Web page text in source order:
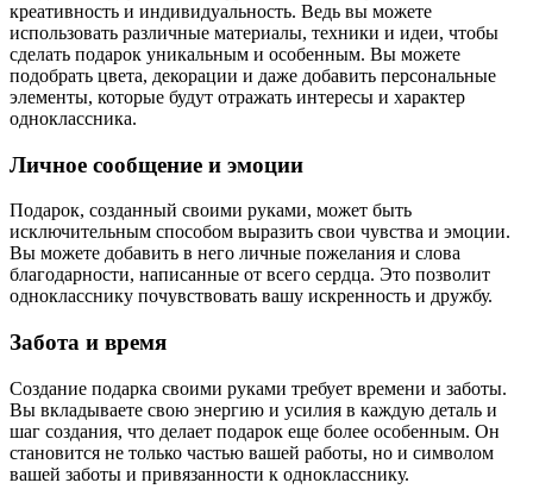
креативность и индивидуальность. Ведь вы можете
использовать различные материалы, техники и идеи, чтобы
сделать подарок уникальным и особенным. Вы можете
подобрать цвета, декорации и даже добавить персональные
элементы, которые будут отражать интересы и характер
одноклассника.
Личное сообщение и эмоции
Подарок, созданный своими руками, может быть
исключительным способом выразить свои чувства и эмоции.
Вы можете добавить в него личные пожелания и слова
благодарности, написанные от всего сердца. Это позволит
однокласснику почувствовать вашу искренность и дружбу.
Забота и время
Создание подарка своими руками требует времени и заботы.
Вы вкладываете свою энергию и усилия в каждую деталь и
шаг создания, что делает подарок еще более особенным. Он
становится не только частью вашей работы, но и символом
вашей заботы и привязанности к однокласснику.